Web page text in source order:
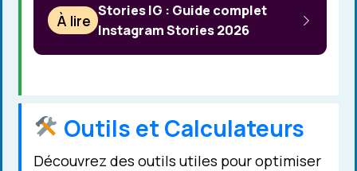
À lire
Stories IG : Guide complet
Instagram Stories 2026
Outils et Calculateurs
Découvrez des outils utiles pour optimiser